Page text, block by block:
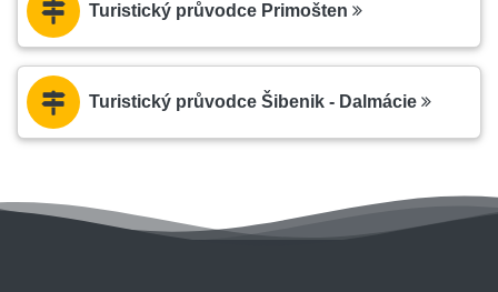
Turistický průvodce Primošten
Turistický průvodce Šibenik - Dalmácie